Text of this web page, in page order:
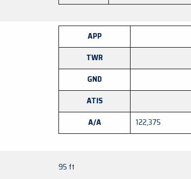
APP
TWR
GND
ATIS
A/A
122,375
95 ft